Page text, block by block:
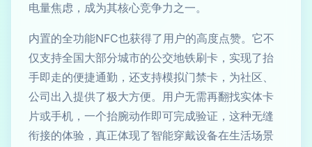
电量焦虑，成为其核心竞争力之一。
内置的全功能NFC也获得了用户的高度点赞。它不
仅支持全国大部分城市的公交地铁刷卡，实现了抬
手即走的便捷通勤，还支持模拟门禁卡，为社区、
公司出入提供了极大方便。用户无需再翻找实体卡
片或手机，一个抬腕动作即可完成验证，这种无缝
衔接的体验，真正体现了智能穿戴设备在生活场景